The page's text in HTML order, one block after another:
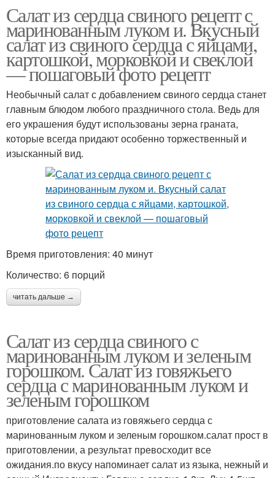
Салат из сердца свиного рецепт с
маринованным луком и. Вкусный
салат из свиного сердца с яйцами,
картошкой, морковкой и свеклой
— пошаговый фото рецепт
Необычный салат с добавлением свиного сердца станет
главным блюдом любого праздничного стола. Ведь для
его украшения будут использованы зерна граната,
которые всегда придают особенно торжественный и
изысканный вид.
Время приготовления: 40 минут
Количество: 6 порций
читать дальше →
Салат из сердца свиного с
маринованным луком и зеленым
горошком. Салат из говяжьего
сердца с маринованным луком и
зеленым горошком
приготовление салата из говяжьего сердца с
маринованным луком и зеленым горошком.салат прост в
приготовлении, а результат превосходит все
ожидания.по вкусу напоминает салат из языка, нежный и